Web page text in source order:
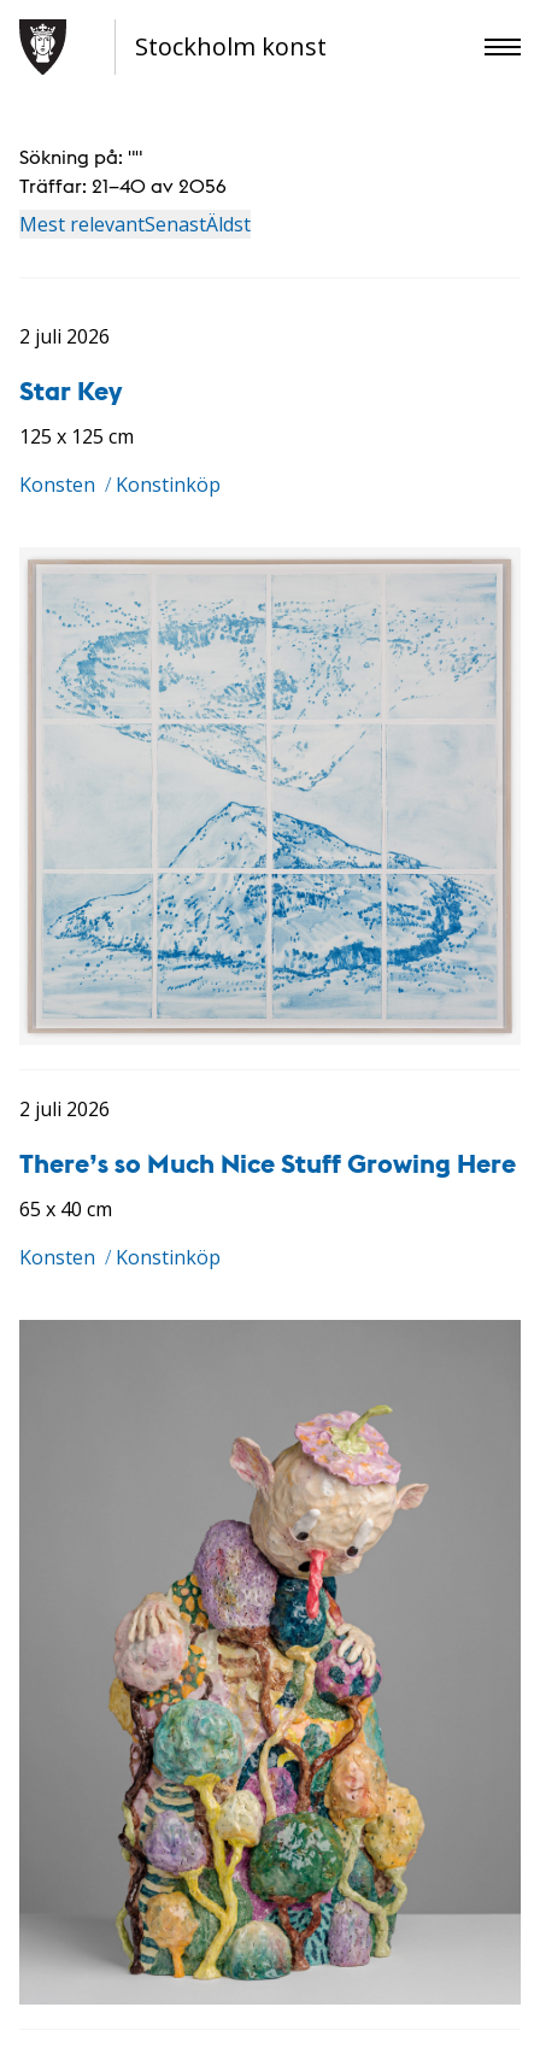
Stockholm konst
Sökning på: ""
Träffar: 21–40 av 2056
Mest relevantSenastÄldst
2 juli 2026
Star Key
125 x 125 cm
Konsten / Konstinköp
2 juli 2026
There’s so Much Nice Stuff Growing Here
65 x 40 cm
Konsten / Konstinköp